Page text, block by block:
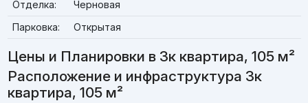
Отделка:
Черновая
Парковка:
Открытая
Цены и Планировки в 3к квартира, 105 м²
Расположение и инфраструктура 3к
квартира, 105 м²